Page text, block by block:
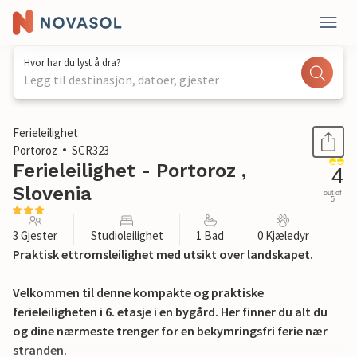
Hvor har du lyst å dra?
Legg til destinasjon, datoer, gjester
1 / 9
Ferieleilighet
Portoroz
SCR323
Ferieleilighet - Portoroz ,
Slovenia
4
out of
5
3 Gjester Studioleilighet 1 Bad 0 Kjæledyr
Praktisk ettromsleilighet med utsikt over landskapet.
Velkommen til denne kompakte og praktiske
ferieleiligheten i 6. etasje i en bygård. Her finner du alt du
og dine nærmeste trenger for en bekymringsfri ferie nær
stranden.